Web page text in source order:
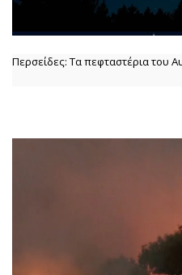
Περσείδες: Τα πεφταστέρια του